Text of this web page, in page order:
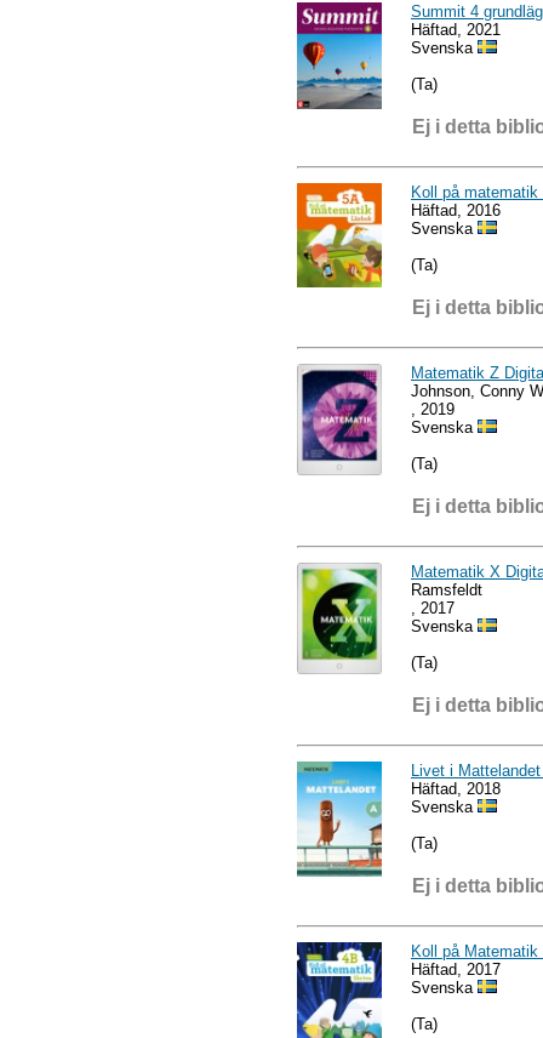
Summit 4
Häftad, 2021
Svenska
(Ta)
Ej i detta
Koll på matematik
Häftad, 2016
Svenska
(Ta)
Ej i detta
Matematik Z
Johnson, Conny
, 2019
Svenska
(Ta)
Ej i detta
Matematik X
Ramsfeldt
, 2017
Svenska
(Ta)
Ej i detta
Livet i
Häftad, 2018
Svenska
(Ta)
Ej i detta
Koll på
Häftad, 2017
Svenska
(Ta)